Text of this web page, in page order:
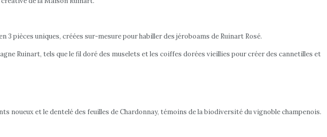
pièces uniques, créées sur-mesure pour habiller des jéroboams de Ruinart Rosé.
Ruinart, tels que le fil doré des muselets et les coiffes dorées vieillies pour créer des cannetilles et
noueux et le dentelé des feuilles de Chardonnay, témoins de la biodiversité du vignoble champenois.